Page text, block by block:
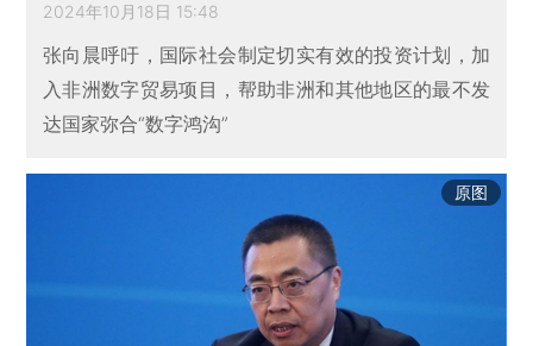
2024年10月18日 15:48
张向晨呼吁，国际社会制定切实有效的投资计划，加
入非洲数字贸易项目，帮助非洲和其他地区的最不发
达国家弥合“数字鸿沟”
原图